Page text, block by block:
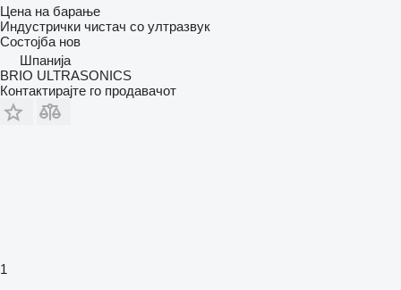
Цена на барање
Индустрички чистач со ултразвук
Состојба нов
Шпанија
BRIO ULTRASONICS
Контактирајте го продавачот
1